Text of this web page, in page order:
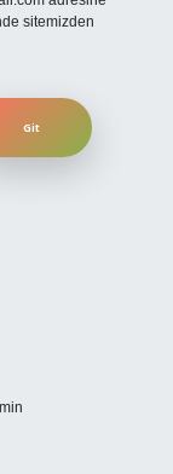
sitemizden